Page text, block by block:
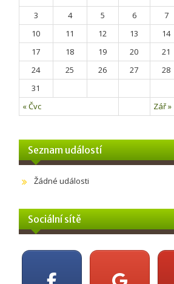
3
4 5 6 7
10
11 12 13 14
17
18 19 20 21
24
25 26 27 28
31
« Čvc
Zář »
Seznam událostí
Žádné události
Sociální sítě